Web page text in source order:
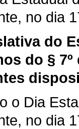
no dia
do
do §
o Dia
no dia